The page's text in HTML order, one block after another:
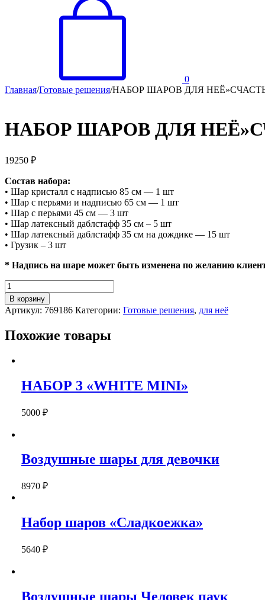
0
Главная/Готовые решения/НАБОР ШАРОВ ДЛЯ
НАБОР ШАРОВ ДЛЯ
19250 ₽
Состав набора:
• Шар кристалл с надписью 85 см — 1 шт
• Шар с перьями и надписью 65 см — 1 шт
• Шар с перьями 45 см — 3 шт
• Шар латексный даблстафф 35 см – 5 шт
• Шар латексный даблстафф 35 см на дождике — 15 шт
• Грузик – 3 шт
* Надпись на шаре может быть изменена по желанию
Количество
НАБОР
ШАРОВ
ДЛЯ
МОЁ"
В корзину
Артикул: 769186 Категории: Готовые решения, для неё
Похожие товары
НАБОР 3 «WHITE MINI»
5000 ₽
Воздушные шары для девочки
8970 ₽
Набор шаров «Сладкоежка»
5640 ₽
Воздушные шары Человек паук